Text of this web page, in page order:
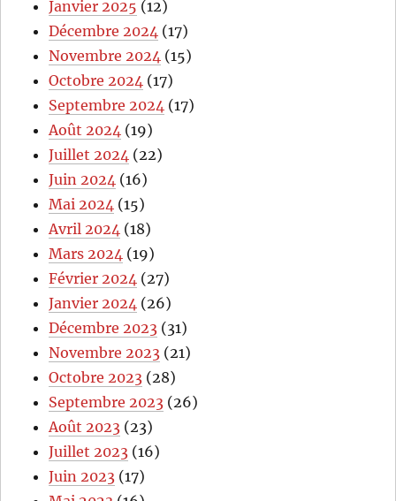
Janvier 2025 (12)
Décembre 2024 (17)
Novembre 2024 (15)
Octobre 2024 (17)
Septembre 2024 (17)
Août 2024 (19)
Juillet 2024 (22)
Juin 2024 (16)
Mai 2024 (15)
Avril 2024 (18)
Mars 2024 (19)
Février 2024 (27)
Janvier 2024 (26)
Décembre 2023 (31)
Novembre 2023 (21)
Octobre 2023 (28)
Septembre 2023 (26)
Août 2023 (23)
Juillet 2023 (16)
Juin 2023 (17)